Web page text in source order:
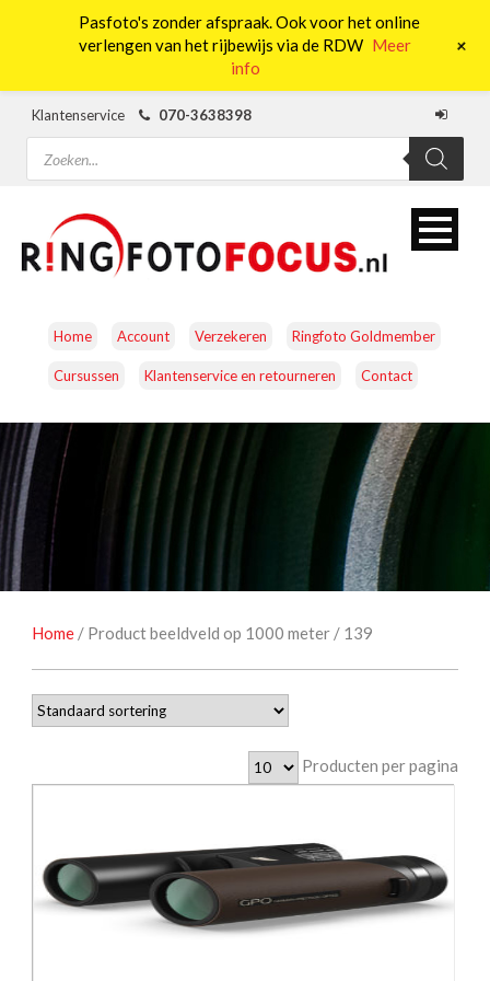
Klantenservice
070-3638398
Producten
zoeken
Home Account Verzekeren Ringfoto Goldmember
Cursussen Klantenservice en retourneren Contact
CAMERA’S OBJECTIEVEN ACCESSOIRES
NATUUROBSERVATIE
STUDIOFOTOGRAFIE
Home / Product beeldveld op 1000 meter / 139
Producten per pagina
Pasfoto's zonder afspraak. Ook voor het online
verlengen van het rijbewijs via de RDW Meer
info
+